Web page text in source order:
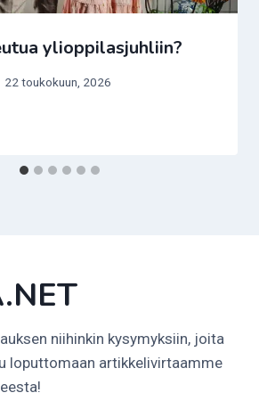
ylioppilasjuhliin?
22 toukokuun, 2026
niihinkin kysymyksiin, joita
loputtomaan artikkelivirtaamme